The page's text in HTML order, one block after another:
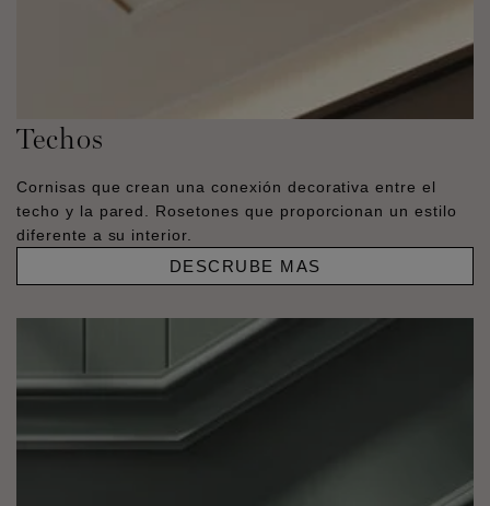
Techos
Cornisas que crean una conexión decorativa entre el
techo y la pared. Rosetones que proporcionan un estilo
diferente a su interior.
DESCRUBE MAS